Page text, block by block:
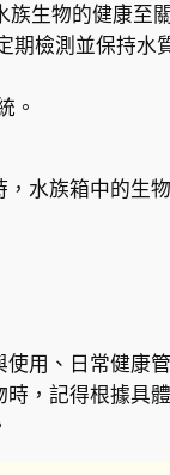
生物的健康至
期檢測並保持
。
水族箱中的生
用、日常健康
，記得根據具